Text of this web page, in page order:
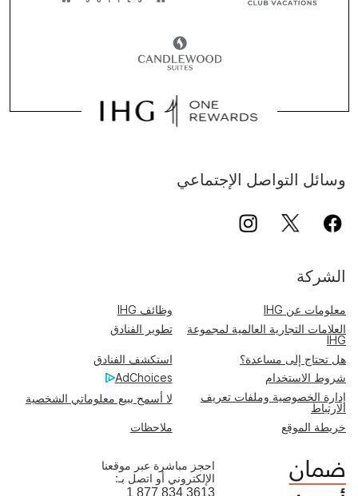
وسائل التواصل الإجتماعي
الشركة
معلومات عن IHG
وظائف IHG
العلامات التجارية العالمية لمجموعة
IHG
تطوير الفنادق
هل تحتاج إلى مساعدة؟
استكشف الفنادق
شروط الاستخدام
AdChoices
إدارة الخصوصية وملفات تعريف
الارتباط
لا أسمح ببيع معلوماتي الشخصية
خريطة الموقع ملاحظات
احجز مباشرة عبر موقعنا
الإلكتروني أو اتصل بـ:
1 877 834 3613